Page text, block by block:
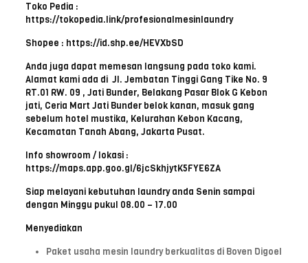
Toko Pedia :
https://tokopedia.link/profesionalmesinlaundry
Shopee : https://id.shp.ee/HEVXbSD
Anda juga dapat memesan langsung pada toko kami.
Alamat kami ada di Jl. Jembatan Tinggi Gang Tike No. 9
RT.01 RW. 09 , Jati Bunder, Belakang Pasar Blok G Kebon
jati, Ceria Mart Jati Bunder belok kanan, masuk gang
sebelum hotel mustika, Kelurahan Kebon Kacang,
Kecamatan Tanah Abang, Jakarta Pusat.
Info showroom / lokasi :
https://maps.app.goo.gl/6jcSkhjytK5FYE6ZA
Siap melayani kebutuhan laundry anda Senin sampai
dengan Minggu pukul 08.00 – 17.00
Menyediakan
Paket usaha mesin laundry berkualitas di Boven Digoel